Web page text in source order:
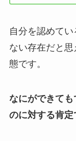
自分を認めて
ない存在だと
態です。
なにができて
のに対する肯定